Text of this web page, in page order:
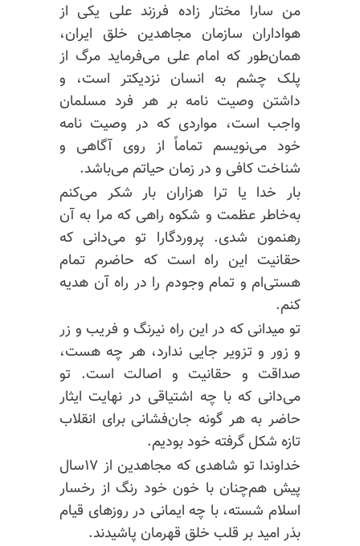
من سارا مختار زاده فرزند علی یکی از
هواداران سازمان مجاهدین خلق ایران،
همان‌طور که امام علی می‌فرماید مرگ از
پلک چشم به انسان نزدیکتر است، و
داشتن وصیت نامه بر هر فرد مسلمان
واجب است، مواردی که در وصیت نامه
خود می‌نویسم تماماً از روی آگاهی و
شناخت کافی و در زمان حیاتم می‌باشد.
بار خدا یا ترا هزاران بار شکر می‌کنم
به‌خاطر عظمت و شکوه راهی که مرا به آن
رهنمون شدی. پروردگارا تو می‌دانی که
حقانیت این راه است که حاضرم تمام
هستی‌ام و تمام وجودم را در راه آن هدیه
کنم.
تو میدانی که در این راه نیرنگ و فریب و زر
و زور و تزویر جایی ندارد، هر چه هست،
صداقت و حقانیت و اصالت است. تو
می‌دانی که با چه اشتیاقی در نهایت ایثار
حاضر به هر گونه جان‌فشانی برای انقلاب
تازه شکل گرفته خود بودیم.
خداوندا تو شاهدی که مجاهدین از ۱۷سال
پیش هم‌چنان با خون خود رنگ از رخسار
اسلام شسته، با چه ایمانی در روزهای قیام
بذر امید بر قلب خلق قهرمان پاشیدند.